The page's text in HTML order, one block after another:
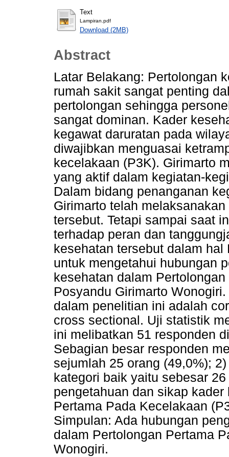
Text
Lampiran.pdf
Download (2MB)
Abstract
Latar Belakang: Pertolongan
rumah sakit sangat penting
pertolongan sehingga
sangat dominan. Kader
kegawat daruratan pada
diwajibkan menguasai
kecelakaan (P3K). Girimarto
yang aktif dalam kegiatan-
Dalam bidang penanganan
Girimarto telah
tersebut. Tetapi sampai saat
terhadap peran dan
kesehatan tersebut dalam
untuk mengetahui hubungan
kesehatan dalam
Posyandu Girimarto
dalam penelitian ini adalah
cross sectional. Uji statistik
ini melibatkan 51 responden
Sebagian besar responden
sejumlah 25 orang (49,0%);
kategori baik yaitu sebesar
pengetahuan dan sikap
Pertama Pada Kecelakaan
Simpulan: Ada hubungan
dalam Pertolongan Pertama
Wonogiri.